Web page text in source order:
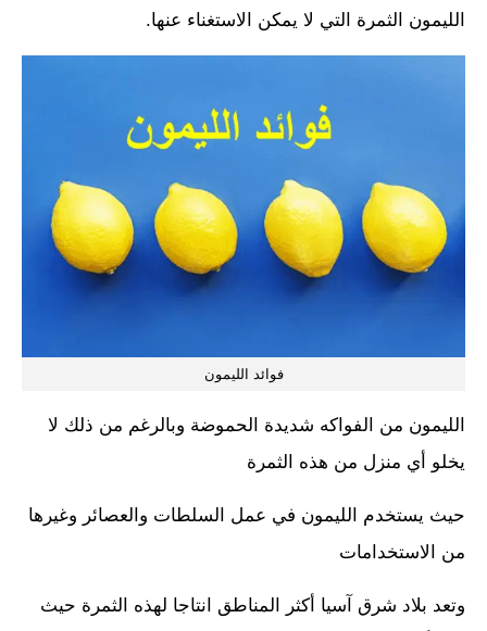
الليمون الثمرة التي لا يمكن الاستغناء عنها.
فوائد الليمون
الليمون من الفواكه شديدة الحموضة وبالرغم من ذلك لا
يخلو أي منزل من هذه الثمرة
حيث يستخدم الليمون في عمل السلطات والعصائر وغيرها
من الاستخدامات
وتعد بلاد شرق آسيا أكثر المناطق انتاجا لهذه الثمرة حيث